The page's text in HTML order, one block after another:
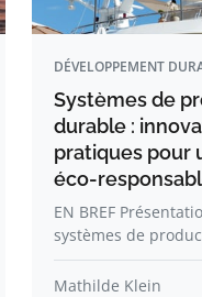
DÉVELOPPEMENT
Systèmes de
durable :
pratiques pour
éco-
EN BREF
systèmes de
Mathilde Klein